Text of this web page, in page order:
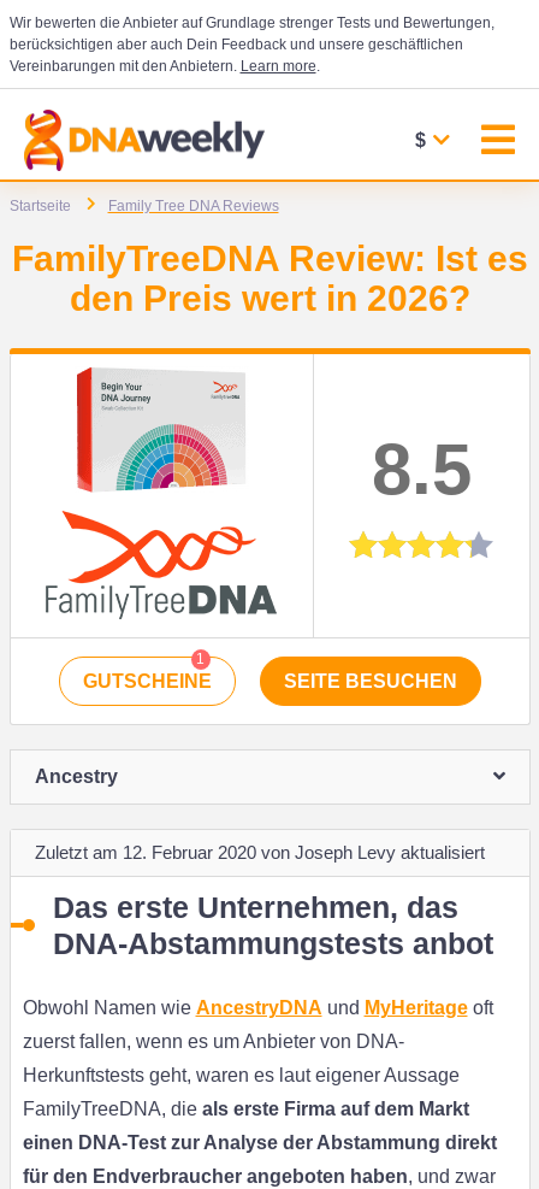
Wir bewerten die Anbieter auf Grundlage strenger Tests und Bewertungen,
berücksichtigen aber auch Dein Feedback und unsere geschäftlichen
Vereinbarungen mit den Anbietern. Learn more.
$
Startseite Family Tree DNA Reviews
FamilyTreeDNA Review: Ist es
den Preis wert in 2026?
8.5
1
GUTSCHEINE SEITE BESUCHEN
Ancestry
Zuletzt am 12. Februar 2020 von Joseph Levy aktualisiert
Das erste Unternehmen, das
DNA-Abstammungstests anbot
Obwohl Namen wie AncestryDNA und MyHeritageoft
zuerst fallen, wenn es um Anbieter von DNA-
Herkunftstests geht, waren es laut eigener Aussage
FamilyTreeDNA, die als erste Firma auf dem Markt
einen DNA-Test zur Analyse der Abstammung direkt
für den Endverbraucher angeboten haben, und zwar